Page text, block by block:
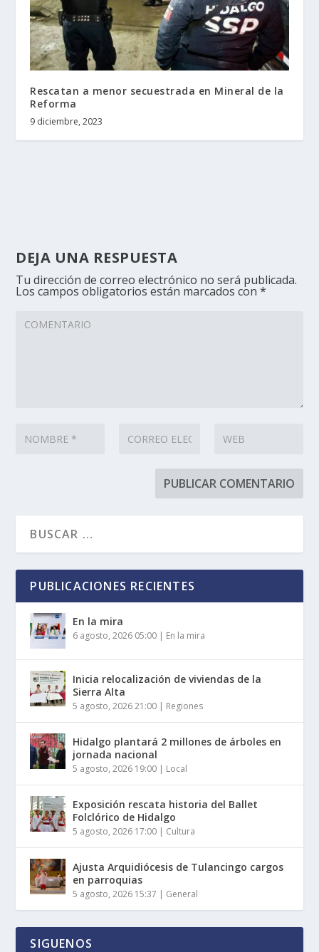
Rescatan a menor secuestrada en Mineral de la
Reforma
9 diciembre, 2023
DEJA UNA RESPUESTA
Tu dirección de correo electrónico no será publicada.
Los campos obligatorios están marcados con*
PUBLICACIONES RECIENTES
En la mira
6 agosto, 2026 05:00 | En la mira
Inicia relocalización de viviendas de la
Sierra Alta
5 agosto, 2026 21:00 | Regiones
Hidalgo plantará 2 millones de árboles en
jornada nacional
5 agosto, 2026 19:00 | Local
Exposición rescata historia del Ballet
Folclórico de Hidalgo
5 agosto, 2026 17:00 | Cultura
Ajusta Arquidiócesis de Tulancingo cargos
en parroquias
5 agosto, 2026 15:37 | General
SIGUENOS